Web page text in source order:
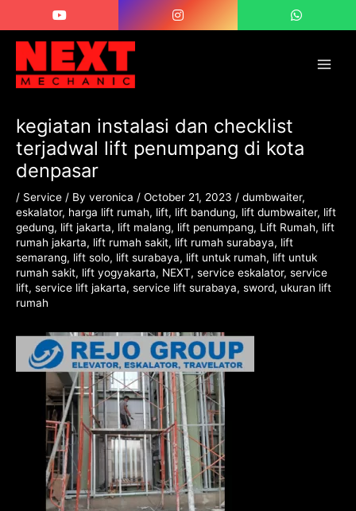
content
kegiatan instalasi dan checklist
terjadwal lift penumpang di kota
denpasar
/ Service / By veronica / October 21, 2023 / dumbwaiter,
eskalator, harga lift rumah, lift, lift bandung, lift dumbwaiter, lift
gedung, lift jakarta, lift malang, lift penumpang, Lift Rumah, lift
rumah jakarta, lift rumah sakit, lift rumah surabaya, lift
semarang, lift solo, lift surabaya, lift untuk rumah, lift untuk
rumah sakit, lift yogyakarta, NEXT, service eskalator, service
lift, service lift jakarta, service lift surabaya, sword, ukuran lift
rumah
navigation